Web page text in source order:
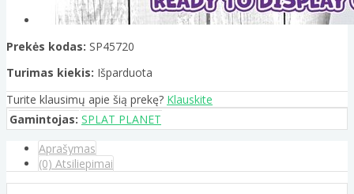
Prekės kodas: SP45720
Turimas kiekis: Išparduota
Turite klausimų apie šią prekę? Klauskite
Gamintojas: SPLAT PLANET
Aprašymas
(0) Atsiliepimai